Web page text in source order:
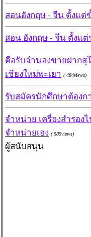
สอนอังกฤษ - จีน ตั้งแต่
สอน อังกฤษ - จีน ตั้งแต่
คือรับจำนองขายฝาก
เชียงใหม่พะเยา ( 484views)
รับสมัครนักศึกษาต้องก
จำหน่าย เครื่องสำรอง
จำหน่ายเอง ( 585views)
ผู้สนับสนุน